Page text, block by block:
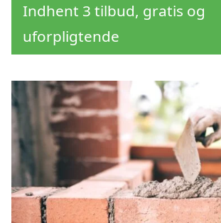
Indhent 3 tilbud, gratis og
uforpligtende